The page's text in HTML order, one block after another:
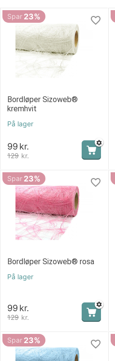
Spar 23%
Bordløper Sizoweb®
kremhvit
På lager
129 kr.
99 kr.
Spar 23%
Bordløper Sizoweb® rosa
På lager
129 kr.
99 kr.
Spar 23%